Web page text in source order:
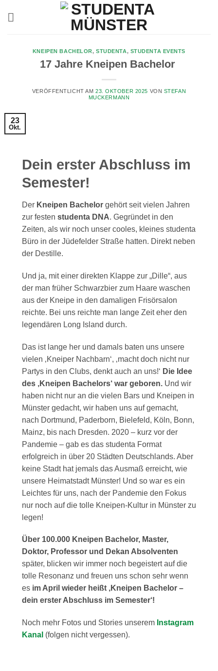
KNEIPEN BACHELOR,STUDENTA, STUDENTA EVENTS
17 Jahre Kneipen Bachelor
VERÖFFENTLICHT AM 23. OKTOBER 2025 VON STEFAN
MUCKERMANN
23
Okt.
Dein erster Abschluss im
Semester!
Der Kneipen Bachelor gehört seit vielen Jahren
zur festen studenta DNA. Gegründet in den
Zeiten, als wir noch unser cooles, kleines studenta
Büro in der Jüdefelder Straße hatten. Direkt neben
der Destille.
Und ja, mit einer direkten Klappe zur „Dille“, aus
der man früher Schwarzbier zum Haare waschen
aus der Kneipe in den damaligen Frisörsalon
reichte. Bei uns reichte man lange Zeit eher den
legendären Long Island durch.
Das ist lange her und damals baten uns unsere
vielen ‚Kneiper Nachbarn‘, ‚macht doch nicht nur
Partys in den Clubs, denkt auch an uns!‘ Die Idee
des ‚Kneipen Bachelors‘ war geboren. Und wir
haben nicht nur an die vielen Bars und Kneipen in
Münster gedacht, wir haben uns auf gemacht,
nach Dortmund, Paderborn, Bielefeld, Köln, Bonn,
Mainz, bis nach Dresden. 2020 – kurz vor der
Pandemie – gab es das studenta Format
erfolgreich in über 20 Städten Deutschlands. Aber
keine Stadt hat jemals das Ausmaß erreicht, wie
unsere Heimatstadt Münster! Und so war es ein
Leichtes für uns, nach der Pandemie den Fokus
nur noch auf die tolle Kneipen-Kultur in Münster zu
legen!
Über 100.000 Kneipen Bachelor, Master,
Doktor, Professor und Dekan Absolventen
später, blicken wir immer noch begeistert auf die
tolle Resonanz und freuen uns schon sehr wenn
es im April wieder heißt ‚Kneipen Bachelor –
dein erster Abschluss im Semester‘!
Noch mehr Fotos und Stories unserem Instagram
Kanal (folgen nicht vergessen).